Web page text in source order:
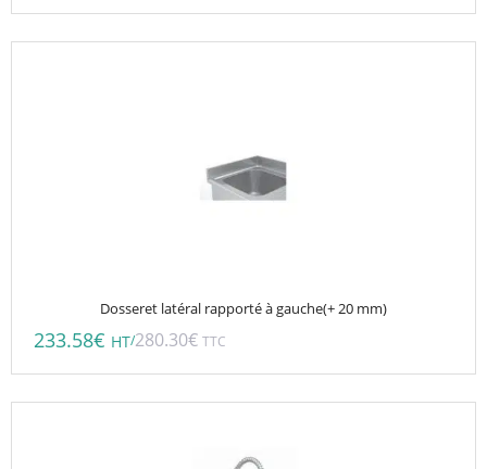
Dosseret latéral rapporté à gauche(+ 20 mm)
233.58€ HT/280.30€ TTC